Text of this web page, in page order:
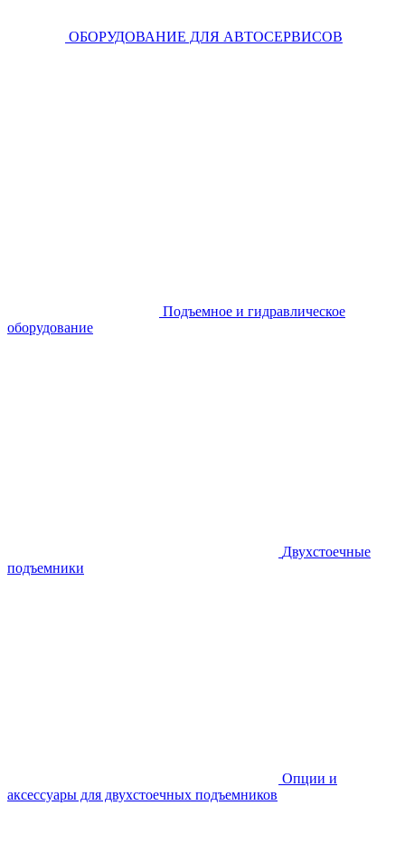
ОБОРУДОВАНИЕ ДЛЯ АВТОСЕРВИСОВ
Подъемное и гидравлическое
оборудование
Двухстоечные
подъемники
Опции и
аксессуары для двухстоечных подъемников